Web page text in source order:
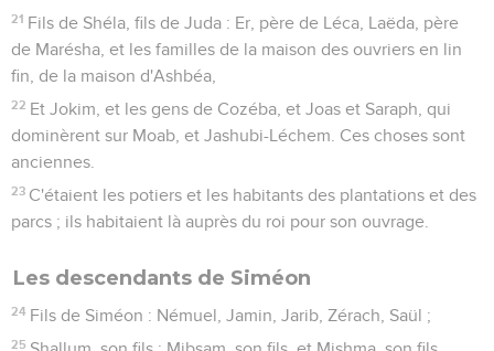
21 Fils de Shéla, fils de Juda : Er, père de Léca, Laëda, père
de Marésha, et les familles de la maison des ouvriers en lin
fin, de la maison d'Ashbéa,
22 Et Jokim, et les gens de Cozéba, et Joas et Saraph, qui
dominèrent sur Moab, et Jashubi-Léchem. Ces choses sont
anciennes.
23 C'étaient les potiers et les habitants des plantations et des
parcs ; ils habitaient là auprès du roi pour son ouvrage.
Les descendants de Siméon
24 Fils de Siméon : Némuel, Jamin, Jarib, Zérach, Saül ;
25